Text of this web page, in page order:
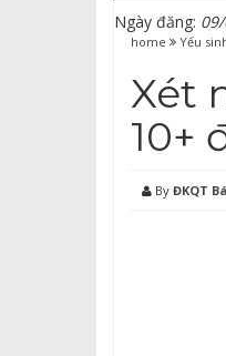
Ngày đăng:
home Yếu
Xét
10+
By ĐKQT